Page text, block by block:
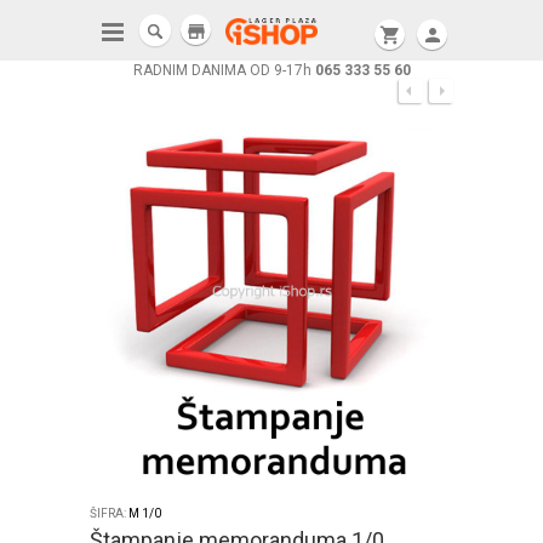
RADNIM DANIMA OD 9-17h 065 333 55 60
shopping_cart person
store
ŠIFRA: M 1/0